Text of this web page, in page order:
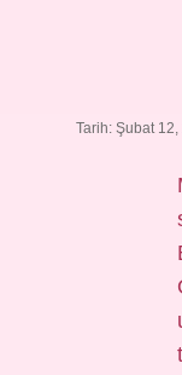
Tarih: Şubat 12,